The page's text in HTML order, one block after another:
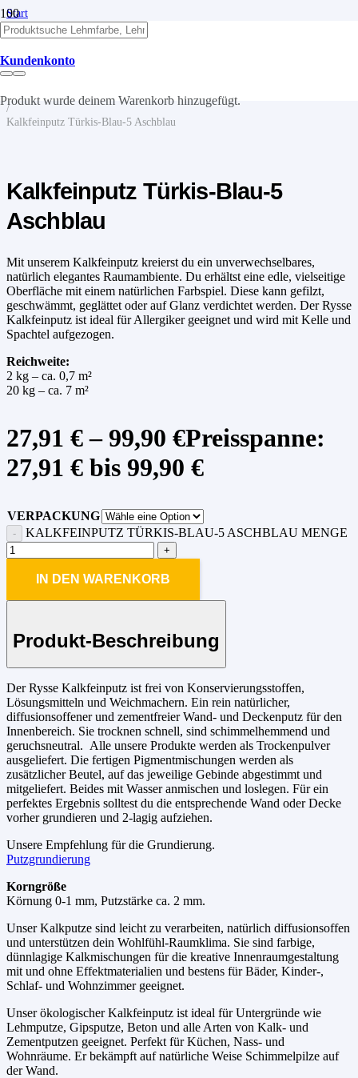
Kundenkonto
Produkt wurde deinem Warenkorb hinzugefügt.
Start
/
Kalk
/
Kalkputze
Kalkfeinputz
/
Kalkfeinputz Türkis-Blau-5 Aschblau
Kalkfeinputz Türkis-Blau-5
Aschblau
Mit unserem Kalkfeinputz kreierst du ein unverwechselbares,
natürlich elegantes Raumambiente. Du erhältst eine edle, vielseitige
Oberfläche mit einem natürlichen Farbspiel. Diese kann gefilzt,
geschwämmt, geglättet oder auf Glanz verdichtet werden. Der Rysse
Kalkfeinputz ist ideal für Allergiker geeignet und wird mit Kelle und
Spachtel aufgezogen.
Reichweite:
2 kg – ca. 0,7 m²
20 kg – ca. 7 m²
27,91 € –99,90 €Preisspanne:
27,91 € bis 99,90 €
VERPACKUNG
KALKFEINPUTZ TÜRKIS-BLAU-5 ASCHBLAU MENGE
IN DEN WARENKORB
Produkt-Beschreibung
Der Rysse Kalkfeinputz ist frei von Konservierungsstoffen,
Lösungsmitteln und Weichmachern. Ein rein natürlicher,
diffusionsoffener und zementfreier Wand- und Deckenputz für den
Innenbereich. Sie trocknen schnell, sind schimmelhemmend und
geruchsneutral. Alle unsere Produkte werden als Trockenpulver
ausgeliefert. Die fertigen Pigmentmischungen werden als
zusätzlicher Beutel, auf das jeweilige Gebinde abgestimmt und
mitgeliefert. Beides mit Wasser anmischen und loslegen. Für ein
perfektes Ergebnis solltest du die entsprechende Wand oder Decke
vorher grundieren und 2-lagig aufziehen.
Unsere Empfehlung für die Grundierung.
Putzgrundierung
Korngröße
Körnung 0-1 mm, Putzstärke ca. 2 mm.
Unser Kalkputze sind leicht zu verarbeiten, natürlich diffusionsoffen
und unterstützen dein Wohlfühl-Raumklima. Sie sind farbige,
dünnlagige Kalkmischungen für die kreative Innenraumgestaltung
mit und ohne Effektmaterialien und bestens für Bäder, Kinder-,
Schlaf- und Wohnzimmer geeignet.
Unser ökologischer Kalkfeinputz ist ideal für Untergründe wie
Lehmputze, Gipsputze, Beton und alle Arten von Kalk- und
Zementputzen geeignet. Perfekt für Küchen, Nass- und
Wohnräume. Er bekämpft auf natürliche Weise Schimmelpilze auf
der Wand.